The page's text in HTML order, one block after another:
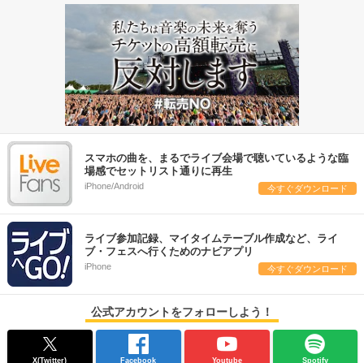
スマホの曲を、まるでライブ会場で聴いているような臨
場感でセットリスト通りに再生
iPhone/Android 今すぐダウンロード
ライブ参加記録、マイタイムテーブル作成など、ライ
ブ・フェスへ行くためのナビアプリ
iPhone 今すぐダウンロード
公式アカウントをフォローしよう！
X(Twitter) Facebook Youtube Spotify